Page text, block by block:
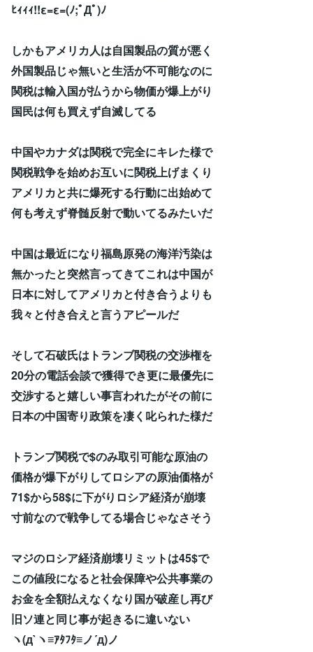
ﾋｨｨｨ!!ε=ε=(ﾉ;ﾟДﾟ)ﾉ
しかもアメリカ人は自国製品の質が悪く
外国製品じゃ無いと生活が不可能なのに
関税は輸入国が払うから物価が爆上がり
国民は何も買えず自滅してる
中国やカナダは関税で完全にキレた様で
関税戦争を始めお互いに関税上げまくり
アメリカと共に爆死する行動に出始めて
何も考えず脊髄反射で動いてるみたいだ
中国は最近になり福島原発の海洋汚染は
無かったと突然言ってきてこれは中国が
日本に対してアメリカと付き合うよりも
我々と付き合えと言うアピールだ
そして石破氏はトランブ関税の交渉権を
20分の電話会談で獲得でき更に最優先に
交渉すると嬉しい事言われたがその前に
日本の中国寄り政策を凄く叱られた様だ
トランプ関税で$のみ取引可能な原油の
価格が爆下がりしてロシアの原油価格が
71$から58$に下がりロシア経済が崩壊
寸前なので戦争してる場合じゃなさそう
マジのロシア経済崩壊リミットは45$で
この値段になると社会保障や公共事業の
お金を全額払えなくなり国が破産し再び
旧ソ連と同じ事が起きるに違いない
ヽ(д`ヽ≡ｱﾀﾌﾀ≡ノ´д)ノ